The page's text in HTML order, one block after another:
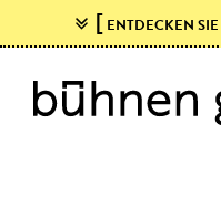
[ ENTDECKEN SIE